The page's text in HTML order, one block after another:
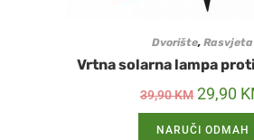
Dvorište, Rasvjeta
Vrtna solarna lampa
39,90KM 29,90
NARUČI ODMAH